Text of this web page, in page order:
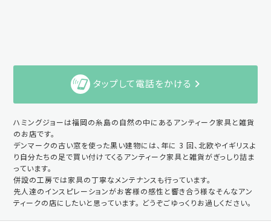
タップして電話をかける
ハミングジョーは福岡の糸島の自然の中にあるアンティーク家具と雑貨
のお店です。
デンマークの古い窓を使った黒い建物には、年に 3 回、北欧やイギリスよ
り自分たちの足で買い付けてくるアンティーク家具と雑貨がぎっしり詰ま
っています。
併設の工房では家具の丁寧なメンテナンスも行っています。
先人達のインスピレーションがお客様の感性と響き合う様なそんなアン
ティークの店にしたいと思っています。 どうぞごゆっくりお過しください。